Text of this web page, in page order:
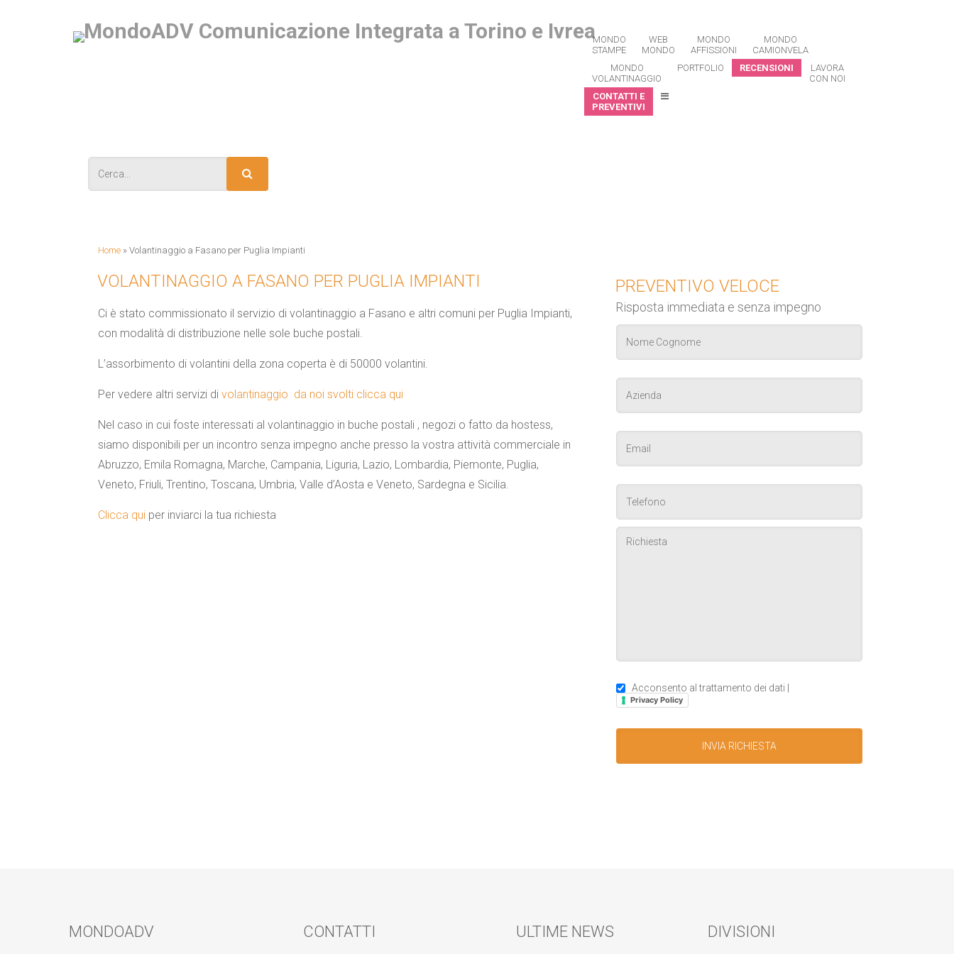
MONDO
STAMPE
WEB
MONDO
MONDO
AFFISSIONI
MONDO
CAMIONVELA
MONDO
VOLANTINAGGIO
PORTFOLIO RECENSIONI
LAVORA
CON NOI
CONTATTI E
PREVENTIVI
Home » Volantinaggio a Fasano per Puglia Impianti
VOLANTINAGGIO A FASANO PER PUGLIA IMPIANTI
Ci è stato commissionato il servizio di volantinaggio a Fasano e altri comuni per Puglia Impianti,
con modalità di distribuzione nelle sole buche postali.
L’assorbimento di volantini della zona coperta è di 50000 volantini.
Per vedere altri servizi di volantinaggio da noi svolti clicca qui
Nel caso in cui foste interessati al volantinaggio in buche postali , negozi o fatto da hostess,
siamo disponibili per un incontro senza impegno anche presso la vostra attività commerciale in
Abruzzo, Emila Romagna, Marche, Campania, Liguria, Lazio, Lombardia, Piemonte, Puglia,
Veneto, Friuli, Trentino, Toscana, Umbria, Valle d’Aosta e Veneto, Sardegna e Sicilia.
Clicca qui per inviarci la tua richiesta
PREVENTIVO VELOCE
Risposta immediata e senza impegno
Acconsento al trattamento dei dati |
Privacy Policy
MONDOADV CONTATTI ULTIME NEWS DIVISIONI